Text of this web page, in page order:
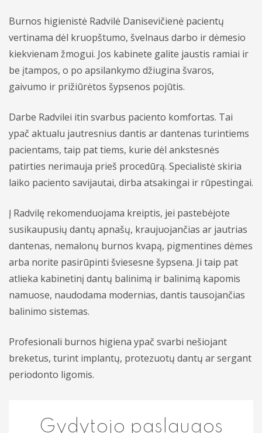
Periodontologai
Endodontologai
Dantų gydymas
Vaikų dantų gydymas
Estetinis dantų plombavimas
Burnos chirurgija
Dantų impantacija
Periodontologija
Burnos higiena ir profilaktinė priežiūra
Endodontinis gydymas
Dovanų kuponai
Akcijos
Burnos higienistė Radvilė Danisevičienė pacientų
vertinama dėl kruopštumo, švelnaus darbo ir dėmesio
kiekvienam žmogui. Jos kabinete galite jaustis ramiai ir
be įtampos, o po apsilankymo džiugina švaros,
gaivumo ir prižiūrėtos šypsenos pojūtis.
Darbe Radvilei itin svarbus paciento komfortas. Tai
ypač aktualu jautresnius dantis ar dantenas turintiems
pacientams, taip pat tiems, kurie dėl ankstesnės
patirties nerimauja prieš procedūrą. Specialistė skiria
laiko paciento savijautai, dirba atsakingai ir rūpestingai.
Į Radvilę rekomenduojama kreiptis, jei pastebėjote
susikaupusių dantų apnašų, kraujuojančias ar jautrias
dantenas, nemalonų burnos kvapą, pigmentines dėmes
arba norite pasirūpinti šviesesne šypsena. Ji taip pat
atlieka kabinetinį dantų balinimą ir balinimą kapomis
namuose, naudodama modernias, dantis tausojančias
balinimo sistemas.
Profesionali burnos higiena ypač svarbi nešiojant
breketus, turint implantų, protezuotų dantų ar sergant
periodonto ligomis.
Gydytojo paslaugos